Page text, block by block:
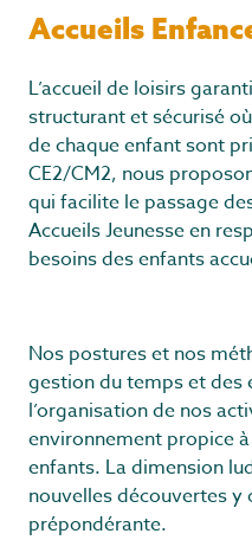
Accueils
L’accueil de loisirs
structurant et sécurisé
de chaque enfant sont
CE2/CM2, nous
qui facilite le passage
Accueils Jeunesse en
besoins des enfants
Nos postures et nos
gestion du temps et des
l’organisation de nos
environnement propice
enfants. La dimension
nouvelles découvertes y
prépondérante.